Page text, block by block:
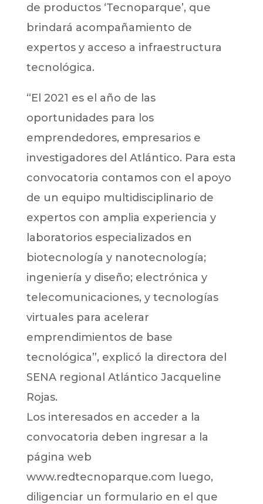
de productos ‘Tecnoparque’, que
brindará acompañamiento de
expertos y acceso a infraestructura
tecnológica.
“El 2021 es el año de las
oportunidades para los
emprendedores, empresarios e
investigadores del Atlántico. Para esta
convocatoria contamos con el apoyo
de un equipo multidisciplinario de
expertos con amplia experiencia y
laboratorios especializados en
biotecnología y nanotecnología;
ingeniería y diseño; electrónica y
telecomunicaciones, y tecnologías
virtuales para acelerar
emprendimientos de base
tecnológica”, explicó la directora del
SENA regional Atlántico Jacqueline
Rojas.
Los interesados en acceder a la
convocatoria deben ingresar a la
página web
www.redtecnoparque.com luego,
diligenciar un formulario en el que